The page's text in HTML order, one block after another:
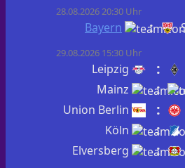
28.08.2026 20:30 Uhr
Bayern :
29.08.2026 15:30 Uhr
Leipzig :
Mainz
:
Union Berlin
:
Köln
:
Elversberg
: